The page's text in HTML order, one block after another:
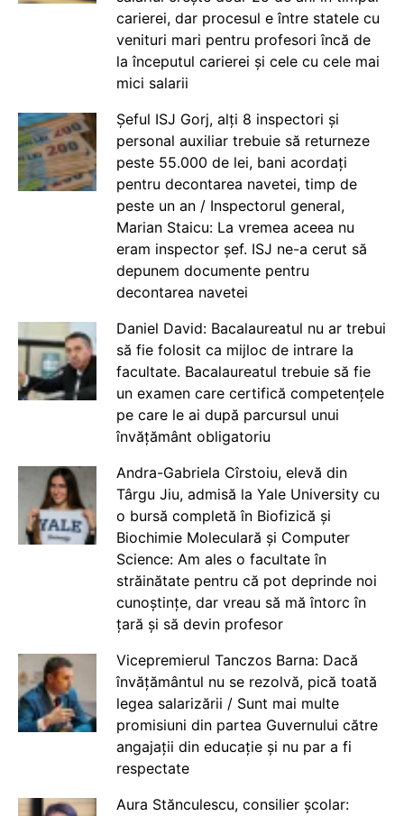
carierei, dar procesul e între statele cu
venituri mari pentru profesori încă de
la începutul carierei și cele cu cele mai
mici salarii
Șeful ISJ Gorj, alți 8 inspectori și
personal auxiliar trebuie să returneze
peste 55.000 de lei, bani acordați
pentru decontarea navetei, timp de
peste un an / Inspectorul general,
Marian Staicu: La vremea aceea nu
eram inspector șef. ISJ ne-a cerut să
depunem documente pentru
decontarea navetei
Daniel David: Bacalaureatul nu ar trebui
să fie folosit ca mijloc de intrare la
facultate. Bacalaureatul trebuie să fie
un examen care certifică competențele
pe care le ai după parcursul unui
învățământ obligatoriu
Andra-Gabriela Cîrstoiu, elevă din
Târgu Jiu, admisă la Yale University cu
o bursă completă în Biofizică și
Biochimie Moleculară și Computer
Science: Am ales o facultate în
străinătate pentru că pot deprinde noi
cunoștințe, dar vreau să mă întorc în
țară și să devin profesor
Vicepremierul Tanczos Barna: Dacă
învățământul nu se rezolvă, pică toată
legea salarizării / Sunt mai multe
promisiuni din partea Guvernului către
angajații din educație și nu par a fi
respectate
Aura Stănculescu, consilier școlar: